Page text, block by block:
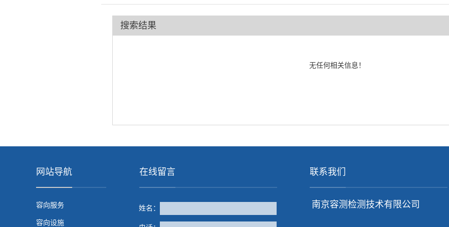
搜索结果
无任何相关信息！
网站导航 在线留言 联系我们
容向服务
容向设施
姓名： 南京容测检测技术有限公司